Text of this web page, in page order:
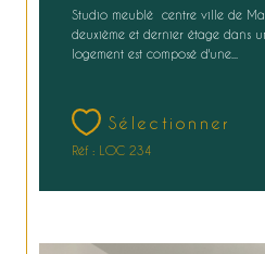
Studio meublé centre ville de
deuxième et dernier étage dans
logement est composé d'une...
Sélectionner
Réf : LOC 234